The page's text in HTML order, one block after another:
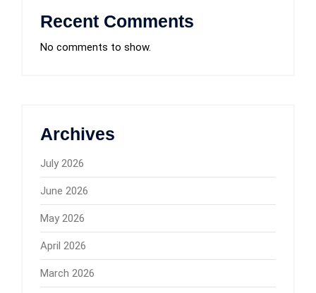
Recent Comments
No comments to show.
Archives
July 2026
June 2026
May 2026
April 2026
March 2026